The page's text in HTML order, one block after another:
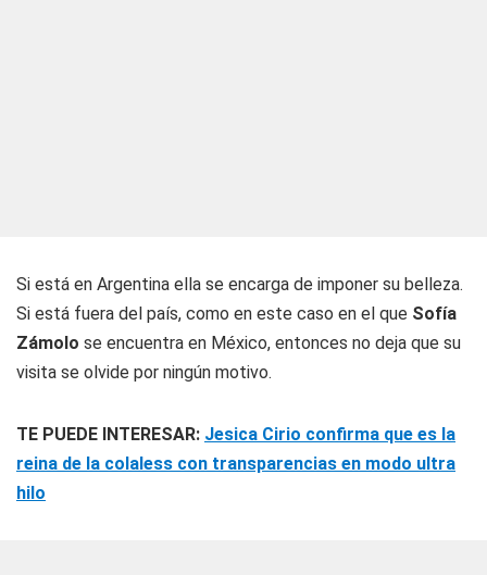
Si está en Argentina ella se encarga de imponer su belleza.
Si está fuera del país, como en este caso en el que Sofía
Zámolo se encuentra en México, entonces no deja que su
visita se olvide por ningún motivo.
TE PUEDE INTERESAR: Jesica Cirio confirma que es la
reina de la colaless con transparencias en modo ultra
hilo